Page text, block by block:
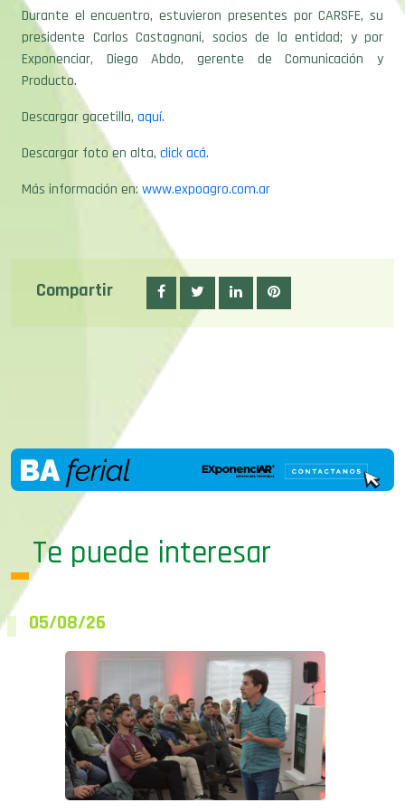
Durante el encuentro, estuvieron presentes por CARSFE, su
presidente Carlos Castagnani, socios de la entidad; y por
Exponenciar, Diego Abdo, gerente de Comunicación y
Producto.
Descargar gacetilla, aquí.
Descargar foto en alta, click acá.
Más información en:www.expoagro.com.ar
Compartir
Te puede interesar
05/08/26